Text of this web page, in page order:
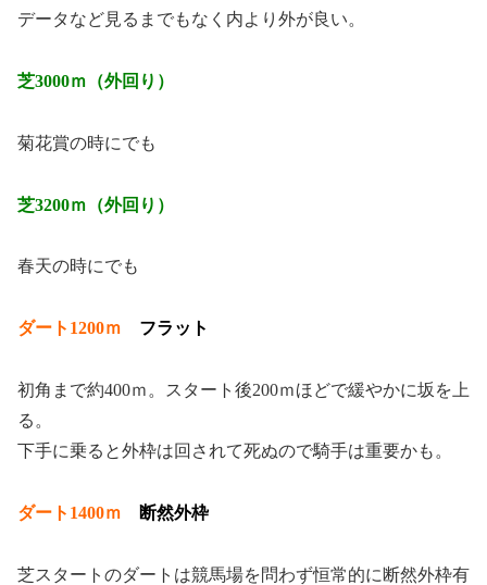
データなど見るまでもなく内より外が良い。
芝3000ｍ（外回り）
菊花賞の時にでも
芝3200ｍ（外回り）
春天の時にでも
ダート1200ｍ フラット
初角まで約400ｍ。スタート後200ｍほどで緩やかに坂を上
る。
下手に乗ると外枠は回されて死ぬので騎手は重要かも。
ダート1400ｍ 断然外枠
芝スタートのダートは競馬場を問わず恒常的に断然外枠有